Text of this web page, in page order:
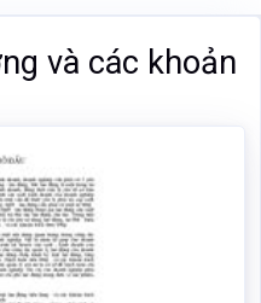
và các khoản